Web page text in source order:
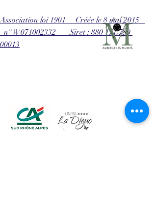
Association loi 1901 Créée le 8 mai 2015
n° W071002332 Siret : 880 171 780
00013